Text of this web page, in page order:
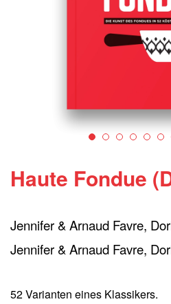
Haute Fondue
Jennifer & Arnaud Favre,
Jennifer & Arnaud Favre,
52 Varianten eines Klassikers.